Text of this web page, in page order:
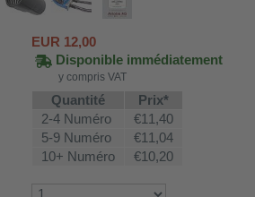
EUR 12,00
Disponible immédiatement
y compris VAT
Quantité
Prix*
2-4 Numéro
€11,40
5-9 Numéro
€11,04
10+ Numéro
€10,20